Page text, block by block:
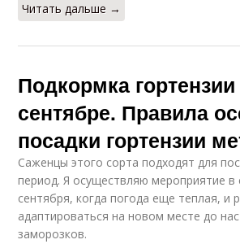
Читать дальше →
Подкормка
сентябре. Правила
посадки гортензии
Саженцы этого сорта подходят для
период. Я осуществляю мероприятие в
сентября, когда погода еще теплая, и
адаптироваться на новом месте до
заморозков.